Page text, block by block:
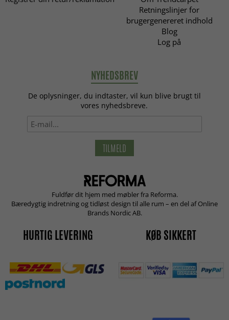
Retningslinjer for
brugergenereret indhold
Blog
Log på
NYHEDSBREV
De oplysninger, du indtaster, vil kun blive brugt til
vores nyhedsbreve.
TILMELD
Fuldfør dit hjem med møbler fra Reforma.
Bæredygtig indretning og tidløst design til alle rum – en del af Online
Brands Nordic AB.
HURTIG LEVERING KØB SIKKERT